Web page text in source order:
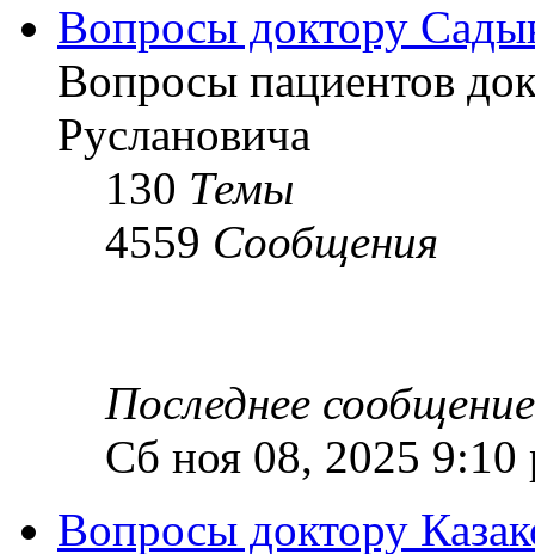
Вопросы доктору
Вопросы пациентов
Руслановича
130 Темы
4559 Сообщения
Последнее сообщение
Сб ноя 08, 2025 9:10
Вопросы доктору